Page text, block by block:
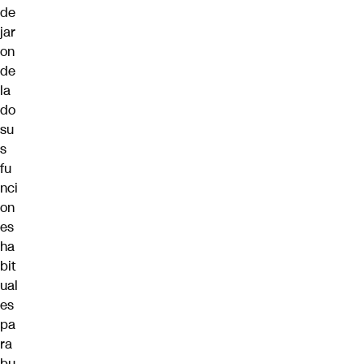
de
jar
on
de
la
do
su
s
fu
nci
on
es
ha
bit
ual
es
pa
ra